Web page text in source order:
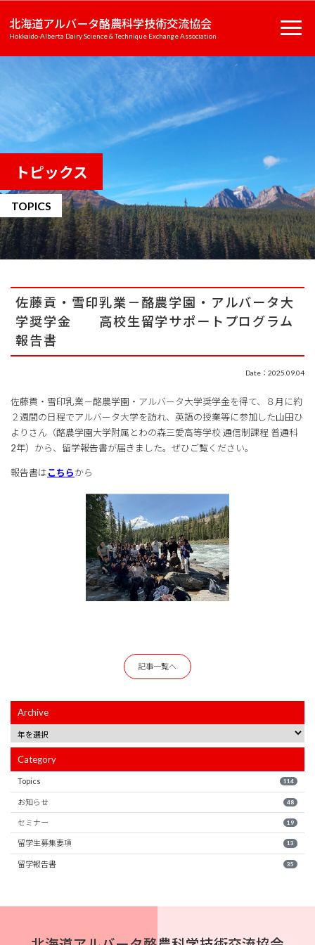
北海道アルバータ酪農科学技術交流協会
Hokkaido-Alberta Dairy Science & Technique Exchange Association
トピックス
TOPICS
佐藤貢・雪印乳業－酪農学園・アルバータ大
学奨学金 高校生留学サポートプログラム
報告書
Date：2025.09.04
佐藤貢・雪印乳業－酪農学園・アルバータ大学奨学金を得て、８月に約
２週間の日程でアルバータ大学を訪れ、英語の授業等に参加した山田ひ
よりさん（酪農学園大学附属とわの森三愛高等学校 通信制課程 普通科
2年）から、留学報告書が届きました。ぜひご覧ください。
報告書はこちらから
記事一覧へ
Archive
Category
Topics 114
お知らせ 48
セミナー 19
留学生募集要項 13
留学報告書 35